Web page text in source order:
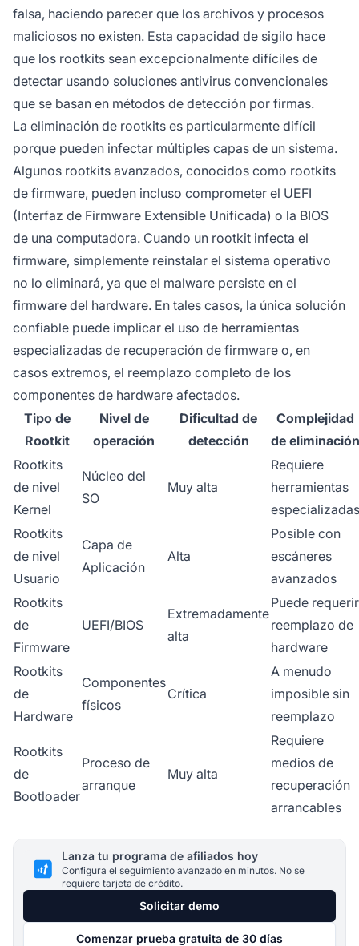
falsa, haciendo parecer que los archivos y procesos
maliciosos no existen. Esta capacidad de sigilo hace
que los rootkits sean excepcionalmente difíciles de
detectar usando soluciones antivirus convencionales
que se basan en métodos de detección por firmas.
La eliminación de rootkits es particularmente difícil
porque pueden infectar múltiples capas de un sistema.
Algunos rootkits avanzados, conocidos como rootkits
de firmware, pueden incluso comprometer el UEFI
(Interfaz de Firmware Extensible Unificada) o la BIOS
de una computadora. Cuando un rootkit infecta el
firmware, simplemente reinstalar el sistema operativo
no lo eliminará, ya que el malware persiste en el
firmware del hardware. En tales casos, la única solución
confiable puede implicar el uso de herramientas
especializadas de recuperación de firmware o, en
casos extremos, el reemplazo completo de los
componentes de hardware afectados.
Tipo de
Rootkit
Nivel de
operación
Dificultad de
detección
Complejidad
de eliminación
Rootkits
de nivel
Kernel
Núcleo del
SO
Muy alta
Requiere
herramientas
especializadas
Rootkits
de nivel
Usuario
Capa de
Aplicación
Alta
Posible con
escáneres
avanzados
Rootkits
de
Firmware
UEFI/BIOS
Extremadamente
alta
Puede requerir
reemplazo de
hardware
Rootkits
de
Hardware
Componentes
físicos
Crítica
A menudo
imposible sin
reemplazo
Rootkits
de
Bootloader
Proceso de
arranque
Muy alta
Requiere
medios de
recuperación
arrancables
Lanza tu programa de afiliados hoy
Configura el seguimiento avanzado en minutos. No se
requiere tarjeta de crédito.
Solicitar demo
Comenzar prueba gratuita de 30 días